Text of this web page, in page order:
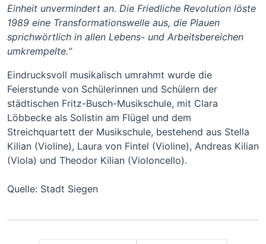
Einheit unvermindert an. Die Friedliche Revolution löste
1989 eine Transformationswelle aus, die Plauen
sprichwörtlich in allen Lebens- und Arbeitsbereichen
umkrempelte.“
Eindrucksvoll musikalisch umrahmt wurde die
Feierstunde von Schülerinnen und Schülern der
städtischen Fritz-Busch-Musikschule, mit Clara
Löbbecke als Solistin am Flügel und dem
Streichquartett der Musikschule, bestehend aus Stella
Kilian (Violine), Laura von Fintel (Violine), Andreas Kilian
(Viola) und Theodor Kilian (Violoncello).
Quelle: Stadt Siegen